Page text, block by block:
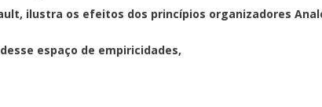
ilustra os efeitos dos princípios organizadores
espaço de empiricidades,